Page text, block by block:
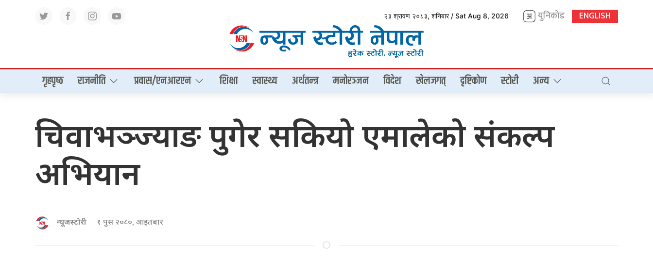
२३ श्रावण २०८३, शनिबार / Sat Aug 8, 2026 युनिकोड ENGLISH
गृहपृष्‍ठ राजनीति प्रवास/एनआरएन शिक्षा स्वास्थ्य अर्थतन्त्र मनोरञ्जन विदेश खेलजगत् दृष्टिकोण स्टोरी अन्य
चिवाभञ्ज्याङ पुगेर सकियो एमालेको संकल्प
अभियान
न्यूजस्टोरी १ पुस २०८०, आइतबार